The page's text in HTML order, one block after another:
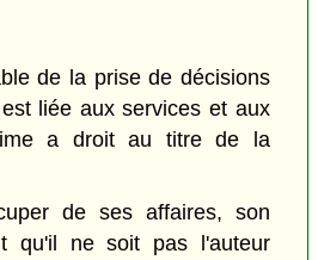
de la prise de décisions
liée aux services et aux
a droit au titre de la
de ses affaires, son
qu'il ne soit pas l'auteur